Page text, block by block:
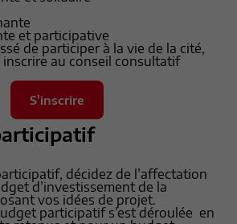
et participative
de participer à la vie de la cité,
au conseil consultatif
S'inscrire
décidez de l’affectation
d’investissement de la
vos idées de projet.
participatif s’est déroulée en